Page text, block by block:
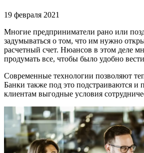
19 февраля 2021
Многие предприниматели рано или
задумываться о том, что им нужно
расчетный счет. Нюансов в этом деле
продумать все, чтобы было удобно вести
Современные технологии позволяют
Банки также под это подстраиваются и
клиентам выгодные условия